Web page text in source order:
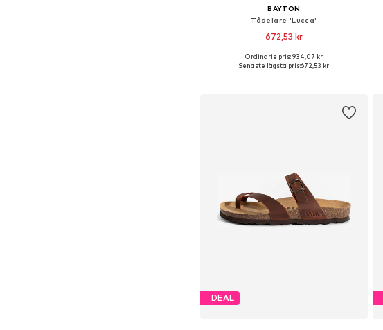
BAYTON
Tådelare 'Lucca'
672,53 kr
Ordinarie pris: 934,07 kr
Senaste lägsta pris:672,53 kr
DEAL